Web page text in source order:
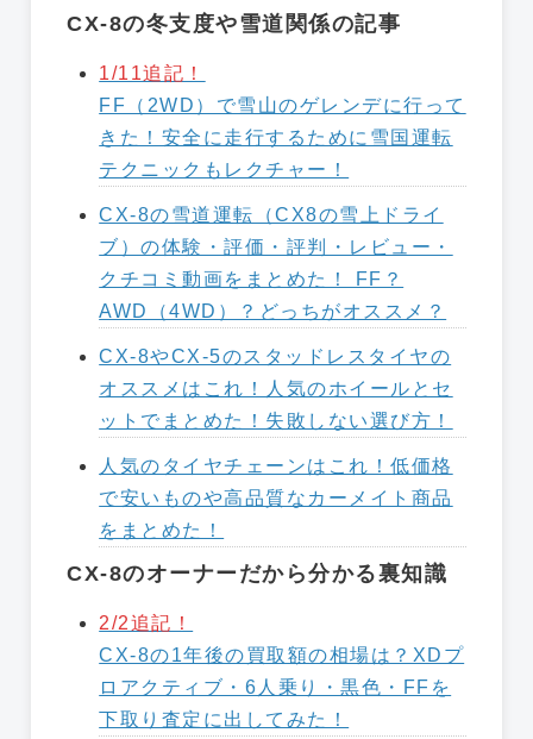
CX-8の冬支度や雪道関係の記事
1/11追記！
FF（2WD）で雪山のゲレンデに行って
きた！安全に走行するために雪国運転
テクニックもレクチャー！
CX-8の雪道運転（CX8の雪上ドライ
ブ）の体験・評価・評判・レビュー・
クチコミ動画をまとめた！ FF？
AWD（4WD）？どっちがオススメ？
CX-8やCX-5のスタッドレスタイヤの
オススメはこれ！人気のホイールとセ
ットでまとめた！失敗しない選び方！
人気のタイヤチェーンはこれ！低価格
で安いものや高品質なカーメイト商品
をまとめた！
CX-8のオーナーだから分かる裏知識
2/2追記！
CX-8の1年後の買取額の相場は？XDプ
ロアクティブ・6人乗り・黒色・FFを
下取り査定に出してみた！